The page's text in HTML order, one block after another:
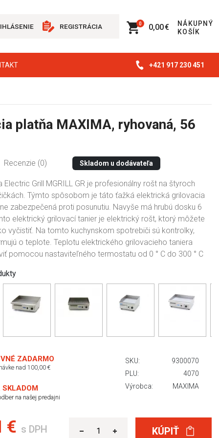
REGISTRÁCIA 0,00 €
NÁKUPNÝ
KOŠÍK
0
+421 917 230 451
platňa MAXIMA, ryhovaná, 56
Recenzie (0) Skladom u dodávateľa
Electric Grill MGRILL GR je profesionálny rošt na štyroch
Týmto spôsobom je táto ťažká elektrická grilovacia
zabezpečená proti posunutiu. Navyše má hrubú dosku 6
elektrický grilovací tanier je elektrický rošt, ktorý môžete
vyčistiť. Na tomto kuchynskom spotrebiči sú kontrolky,
o teplote. Teplotu elektrického grilovacieho taniera
pomocou nastaviteľného termostatu od 0 ° C do 300 ° C
ZADARMO
nad 100,00 €
SKLADOM
na našej predajni
SKU:
9300070
PLU:
4070
Výrobca:
MAXIMA
€ s DPH KÚPIŤ